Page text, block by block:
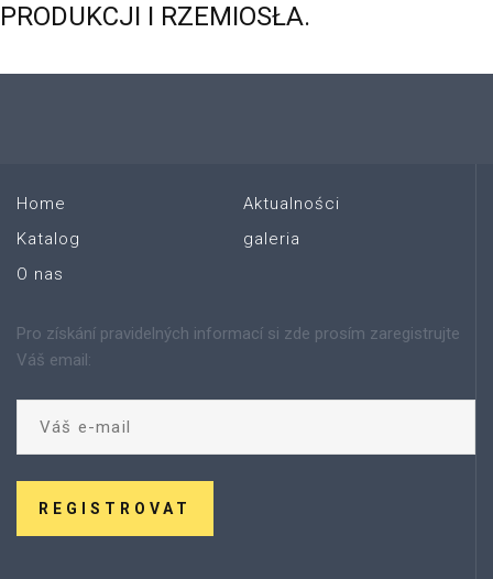
PRODUKCJI I RZEMIOSŁA.
Home
Katalog
O nas
Aktualności
galeria
Pro získání pravidelných informací si zde prosím zaregistrujte
Váš email:
REGISTROVAT